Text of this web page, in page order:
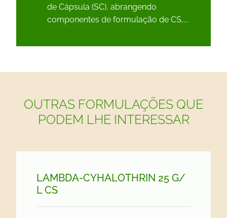
de Cápsula (SC), abrangendo
componentes de formulação de CS,...
OUTRAS FORMULAÇÕES QUE
PODEM LHE INTERESSAR
LAMBDA-CYHALOTHRIN 25 G/
L CS